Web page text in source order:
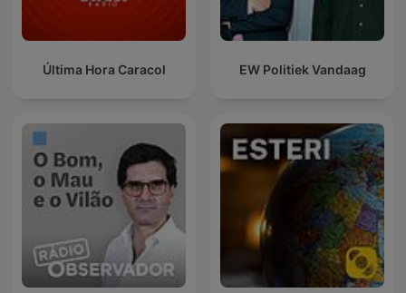
Última Hora Caracol EW Politiek Vandaag